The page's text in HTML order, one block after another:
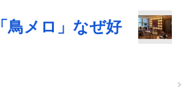
鳥メロ」なぜ好